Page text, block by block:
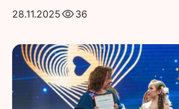
28.11.2025 36